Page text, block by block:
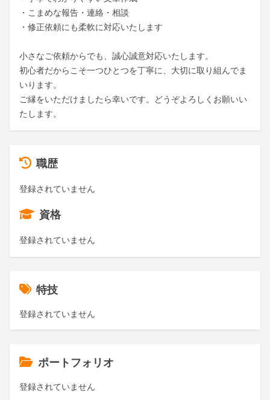
・こまめな報告・連絡・相談
・修正依頼にも柔軟に対応いたします
小さなご依頼からでも、誠心誠意対応いたします。
初心者だからこそ一つひとつを丁寧に、大切に取り組んでま
いります。
ご縁をいただけましたら幸いです。どうぞよろしくお願いい
たします。
職歴
登録されていません
資格
登録されていません
特技
登録されていません
ポートフォリオ
登録されていません